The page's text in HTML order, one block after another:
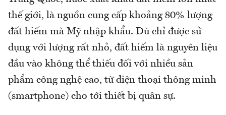
thế giới, là nguồn cung cấp khoảng 80% lượng
đất hiếm mà Mỹ nhập khẩu. Dù chỉ được sử
dụng với lượng rất nhỏ, đất hiếm là nguyên liệu
đầu vào không thể thiếu đối với nhiều sản
phẩm công nghệ cao, từ điện thoại thông minh
(smartphone) cho tới thiết bị quân sự.